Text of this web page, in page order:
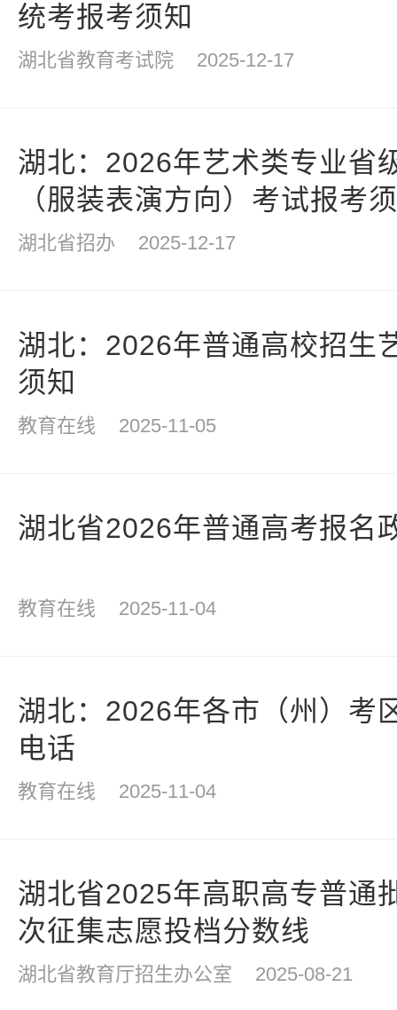
统考报考须知
湖北省教育考试院 2025-12-17
湖北：2026年艺术类专业省
（服装表演方向）考试报考
湖北省招办 2025-12-17
湖北：2026年普通高校招生
须知
教育在线 2025-11-05
湖北省2026年普通高考报名
教育在线 2025-11-04
湖北：2026年各市（州）考
电话
教育在线 2025-11-04
湖北省2025年高职高专普通
次征集志愿投档分数线
湖北省教育厅招生办公室 2025-08-21